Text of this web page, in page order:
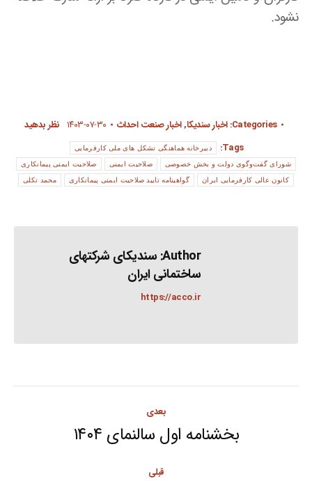
نشود.
Categories: اخبار سندیکا,اخبار صنعت احداث ۱۴۰۳-۰۷-۳۰ نظر بدهید
Tags:
دبیرخانه هماهنگی تشکل­ های ملی کارفرمایی
شورای گفت‌وگوی دولت و بخش خصوصی صلاحیت ایمنی صلاحیت ایمنی پیمانکاری
کانون عالی کارفرمایی ایران گواهینامه تایید صلاحیت ایمنی پیمانکاری محمد تکلی
Author: سندیکای شرکتهای
ساختمانی ایران
https://acco.ir
navigation
قبلی
بعدی
Next
بخشنامه اول سالنمای ۱۴۰۴